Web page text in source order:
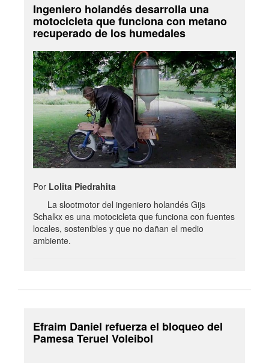
Ingeniero holandés desarrolla una
motocicleta que funciona con metano
recuperado de los humedales
Por Lolita Piedrahita
La slootmotor del ingeniero holandés Gijs
Schalkx es una motocicleta que funciona con fuentes
locales, sostenibles y que no dañan el medio
ambiente.
Efraim Daniel refuerza el bloqueo del
Pamesa Teruel Voleibol